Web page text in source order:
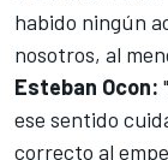
habido ningún
nosotros, al
Esteban Ocon:
ese sentido
correcto al